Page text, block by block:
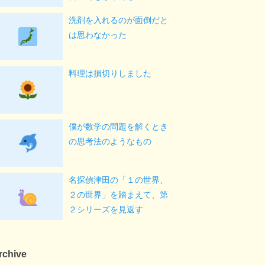
洗剤を入れるのが面倒だと
は思わなかった
料理は損切りしました
僕が数学の問題を解くとき
の思考法のようなもの
名探偵津田の「１の世界、
２の世界」を踏まえて、第
２シリーズを見返す